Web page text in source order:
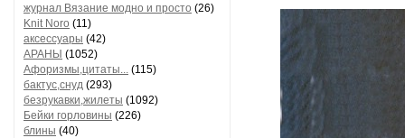
журнал Вязание модно и просто (26)
Knit Noro (11)
аксессуары (42)
АРАНЫ (1052)
Афоризмы,цитаты... (115)
бактус,снуд (293)
безрукавки,жилеты (1092)
Бейки горловины (226)
блины (40)